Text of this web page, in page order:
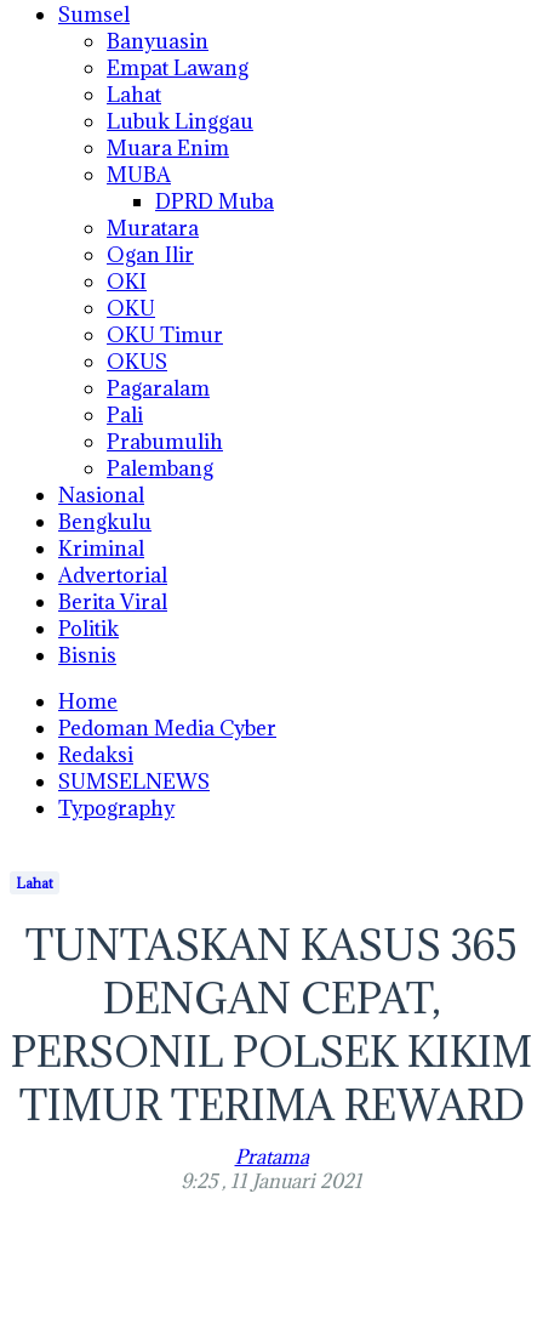
Sumsel
Banyuasin
Empat Lawang
Lahat
Lubuk Linggau
Muara Enim
MUBA
DPRD Muba
Muratara
Ogan Ilir
OKI
OKU
OKU Timur
OKUS
Pagaralam
Pali
Prabumulih
Palembang
Nasional
Bengkulu
Kriminal
Advertorial
Berita Viral
Politik
Bisnis
Home
Pedoman Media Cyber
Redaksi
SUMSELNEWS
Typography
Lahat
TUNTASKAN KASUS 365
DENGAN CEPAT,
PERSONIL POLSEK KIKIM
TIMUR TERIMA REWARD
Pratama
9:25 , 11 Januari 2021